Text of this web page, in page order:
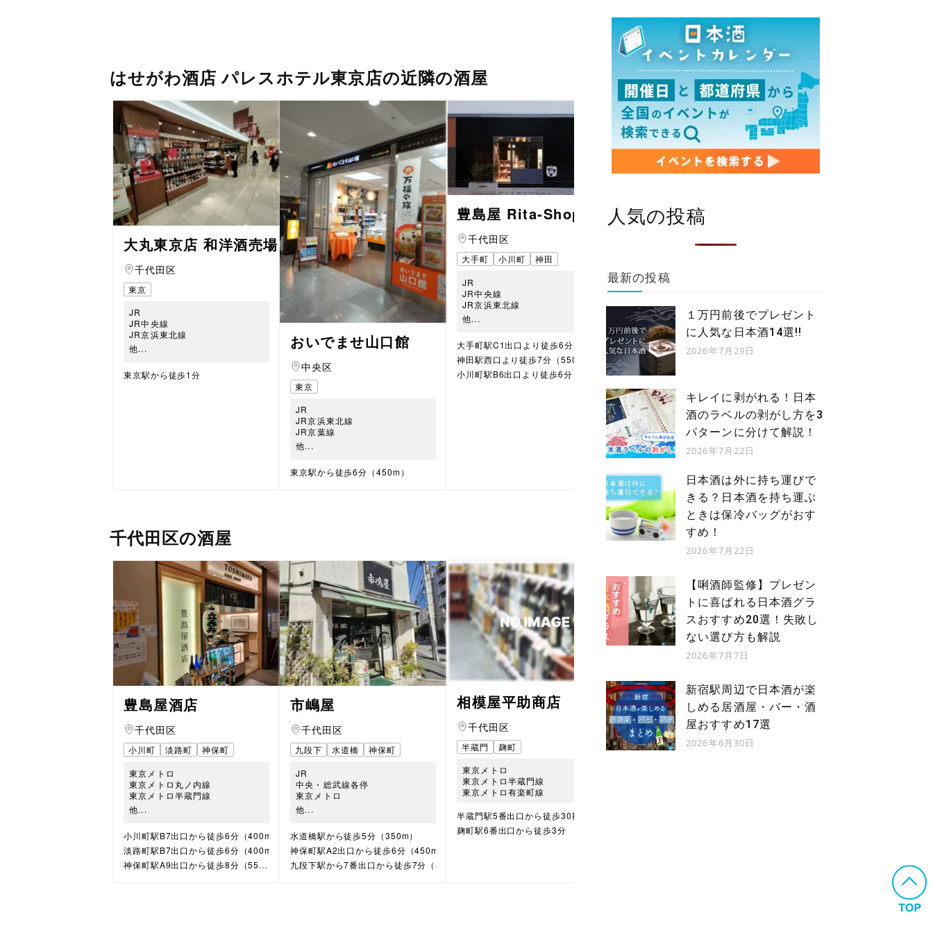
はせがわ酒店 パレスホテル東京店の近隣の酒屋
大丸東京店 和洋酒売場
千代田区
東京
JR
JR中央線
JR京浜東北線
他...
東京駅から徒歩1分
おいでませ山口館
中央区
東京
JR
JR京浜東北線
JR京葉線
他...
東京駅から徒歩6分（450m）
豊島屋 Rita-Shop
千代田区
大手町 小川町
神田
JR
JR中央線
JR京浜東北線
他...
大手町駅C1出口より徒歩6分（350m）
神田駅西口より徒歩7分（550m）
小川町駅B6出口より徒歩6分（500m）
はせがわ酒店 GranSta東京店
東京
JR中央線
JR京浜東北線
他...
JR
JR京浜東北線
JR京葉線
千代田区の酒屋
豊島屋酒店
千代田区
小川町 淡路町
神保町
東京メトロ
東京メトロ丸ノ内線
東京メトロ半蔵門線
他...
小川町駅B7出口から徒歩6分（400m）
淡路町駅B7出口から徒歩6分（400m）
神保町駅A9出口から徒歩8分（550m）
市嶋屋
千代田区
九段下 水道橋
神保町
JR
中央・総武線各停
東京メトロ
他...
水道橋駅から徒歩5分（350m）
神保町駅A2出口から徒歩6分（450m）
九段下駅から7番出口から徒歩7分（500m）
相模屋平助商店
千代田区
半蔵門
麹町
東京メトロ
東京メトロ半蔵門線
東京メトロ有楽町線
半蔵門駅5番出口から徒歩30秒
麹町駅6番出口から徒歩3分
酒舗玉兎
千代田区
岩本町
小西株式会社
人気の投稿
最新の投稿
１万円前後でプレゼント
に人気な日本酒14選!!
2026年7月29日
キレイに剥がれる！日本
酒のラベルの剥がし方を3
パターンに分けて解説！
2026年7月22日
日本酒は外に持ち運びで
きる？日本酒を持ち運ぶ
ときは保冷バッグがおす
すめ！
2026年7月22日
【唎酒師監修】プレゼン
トに喜ばれる日本酒グラ
スおすすめ20選！失敗し
ない選び方も解説
2026年7月7日
新宿駅周辺で日本酒が楽
しめる居酒屋・バー・酒
屋おすすめ17選
2026年6月30日